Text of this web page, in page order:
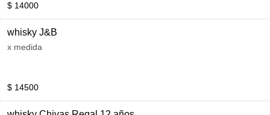
$ 14000
whisky J&B
x medida
$ 14500